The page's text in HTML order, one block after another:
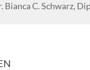
C. Schwarz,